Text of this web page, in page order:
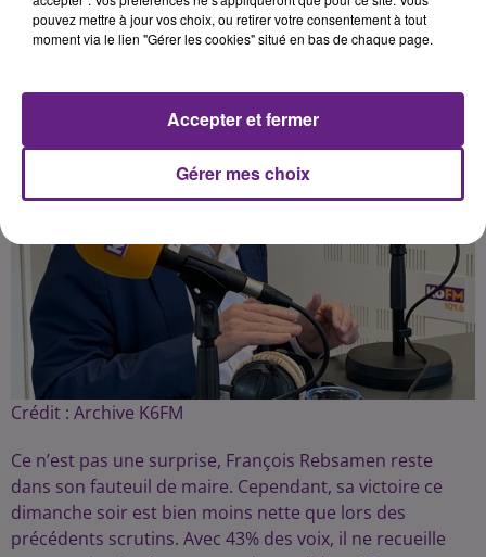
Crédit : Archive K6FM
Ce n’est pas une surprise, François Rebsamen reste
dans son fauteuil de maire. Cependant, sa victoire ce
dimanche soir est bien moins nette que lors des
précédents scrutins. Avec 43% des voix, il ne recueille
pouvez mettre à jour vos choix, ou retirer votre consentement à tout
moment via le lien "Gérer les cookies" situé en bas de chaque page.
Gérer mes choix
Accepter et fermer